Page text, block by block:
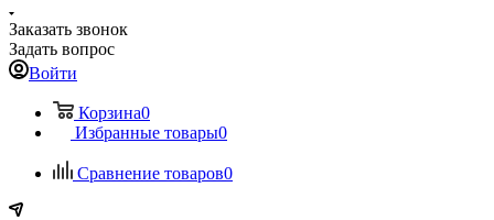
Заказать звонок
Задать вопрос
Войти
Корзина0
Избранные товары0
Сравнение товаров0